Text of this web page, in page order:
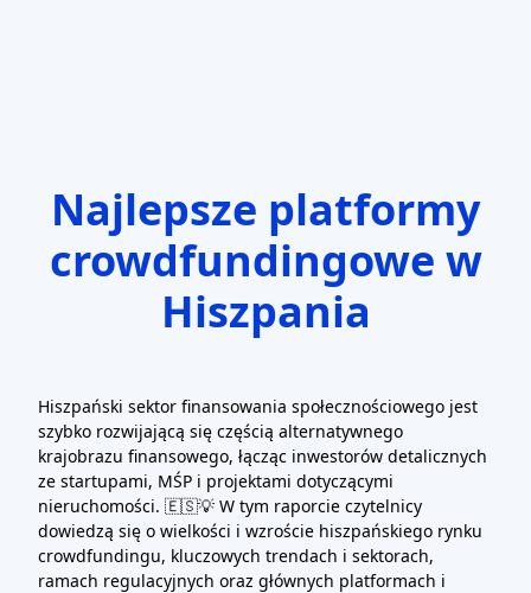
Najlepsze platformy
crowdfundingowe w
Hiszpania
Hiszpański sektor finansowania społecznościowego jest
szybko rozwijającą się częścią alternatywnego
krajobrazu finansowego, łącząc inwestorów detalicznych
ze startupami, MŚP i projektami dotyczącymi
nieruchomości. 🇪🇸💡 W tym raporcie czytelnicy
dowiedzą się o wielkości i wzroście hiszpańskiego rynku
crowdfundingu, kluczowych trendach i sektorach,
ramach regulacyjnych oraz głównych platformach i